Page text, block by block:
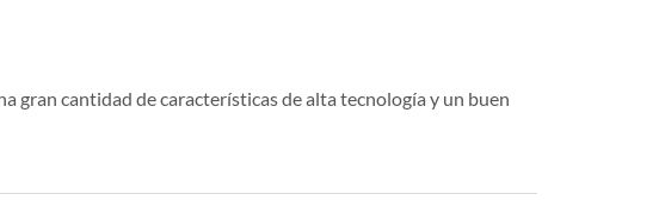
gran cantidad de características de alta tecnología y un buen